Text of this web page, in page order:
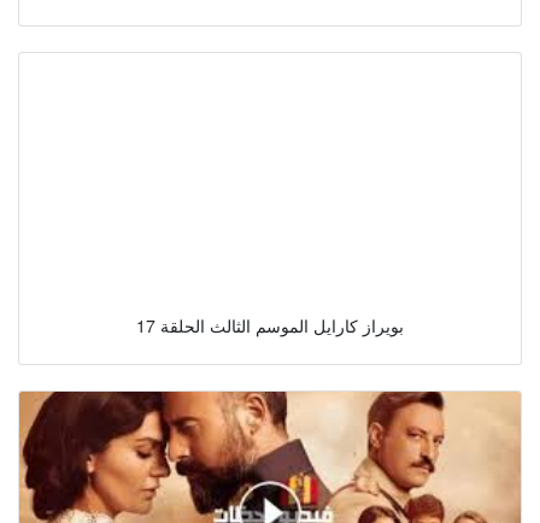
بويراز كارايل الموسم الثالث الحلقة 17